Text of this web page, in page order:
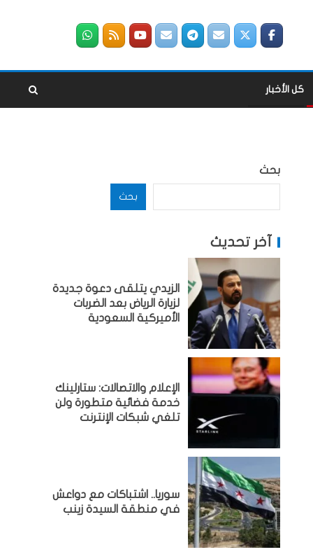
كل الأخبار
بحث
بحث
آخر تحديث
الزيدي يتلقى دعوة جديدة
لزيارة الرياض بعد الضربات
الأميركية السعودية
الإعلام والاتصالات: ستارلينك
خدمة فضائية متطورة ولن
تلغي شبكات الإنترنت
سوريا.. اشتباكات مع دواعش
في منطقة السيدة زينب